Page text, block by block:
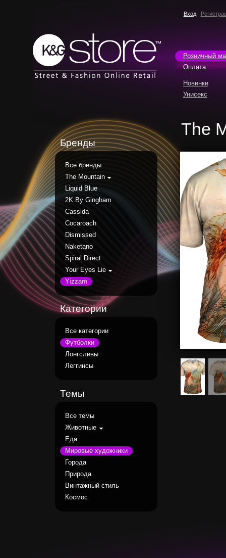
Вход
Розничный
Оплата
Новинки
Унисекс
The
Бренды
Все бренды
The Mountain
Liquid Blue
2K By Gingham
Cassida
Cocaroach
Dismissed
Naketano
Spiral Direct
Your Eyes Lie
Yizzam
Категории
Все категории
Футболки
Лонгсливы
Леггинсы
Темы
Все темы
Животные
Еда
Мировые художники
Города
Природа
Винтажный стиль
Космос